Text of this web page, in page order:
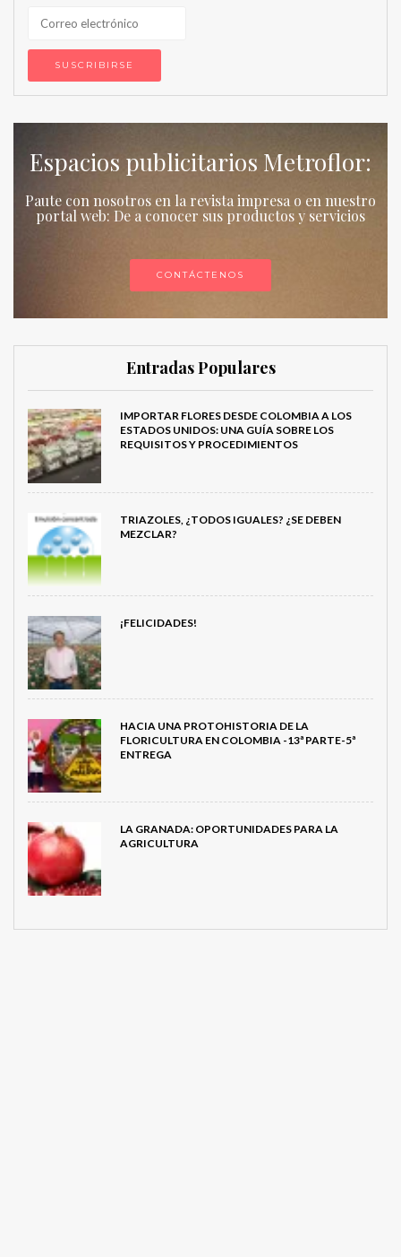
Espacios publicitarios Metroflor:
Paute con nosotros en la revista impresa o en nuestro
portal web: De a conocer sus productos y servicios
CONTÁCTENOS
Entradas Populares
IMPORTAR FLORES DESDE COLOMBIA A LOS
ESTADOS UNIDOS: UNA GUÍA SOBRE LOS
REQUISITOS Y PROCEDIMIENTOS
TRIAZOLES, ¿TODOS IGUALES? ¿SE DEBEN
MEZCLAR?
¡FELICIDADES!
HACIA UNA PROTOHISTORIA DE LA
FLORICULTURA EN COLOMBIA -13ª PARTE-5ª
ENTREGA
LA GRANADA: OPORTUNIDADES PARA LA
AGRICULTURA